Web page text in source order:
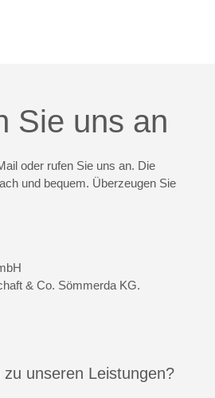
Sie uns an
oder rufen Sie uns an. Die
und bequem. Überzeugen Sie
& Co. Sömmerda KG.
unseren Leistungen?